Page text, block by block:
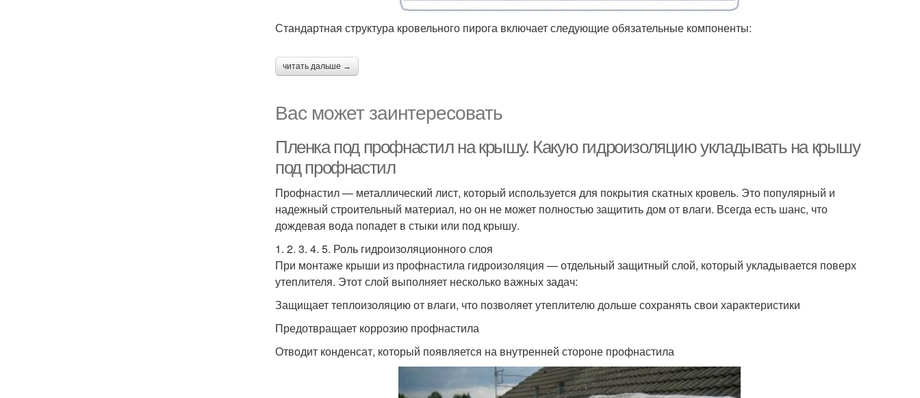
Стандартная структура кровельного пирога включает следующие обязательные компоненты:
читать дальше →
Вас может заинтересовать
Пленка под профнастил на крышу. Какую гидроизоляцию укладывать на крышу
под профнастил
Профнастил — металлический лист, который используется для покрытия скатных кровель. Это популярный и
надежный строительный материал, но он не может полностью защитить дом от влаги. Всегда есть шанс, что
дождевая вода попадет в стыки или под крышу.
1. 2. 3. 4. 5. Роль гидроизоляционного слоя
При монтаже крыши из профнастила гидроизоляция — отдельный защитный слой, который укладывается поверх
утеплителя. Этот слой выполняет несколько важных задач:
Защищает теплоизоляцию от влаги, что позволяет утеплителю дольше сохранять свои характеристики
Предотвращает коррозию профнастила
Отводит конденсат, который появляется на внутренней стороне профнастила